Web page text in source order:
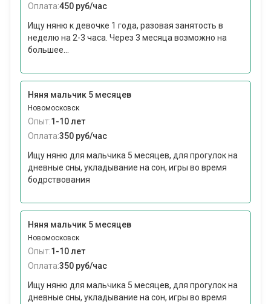
Оплата:450 руб/час
Ищу няню к девочке 1 года, разовая занятость в
неделю на 2-3 часа. Через 3 месяца возможно на
большее...
Няня мальчик 5 месяцев
Новомосковск
Опыт:1-10 лет
Оплата:350 руб/час
Ищу няню для мальчика 5 месяцев, для прогулок на
дневные сны, укладывание на сон, игры во время
бодрствования
Няня мальчик 5 месяцев
Новомосковск
Опыт:1-10 лет
Оплата:350 руб/час
Ищу няню для мальчика 5 месяцев, для прогулок на
дневные сны, укладывание на сон, игры во время